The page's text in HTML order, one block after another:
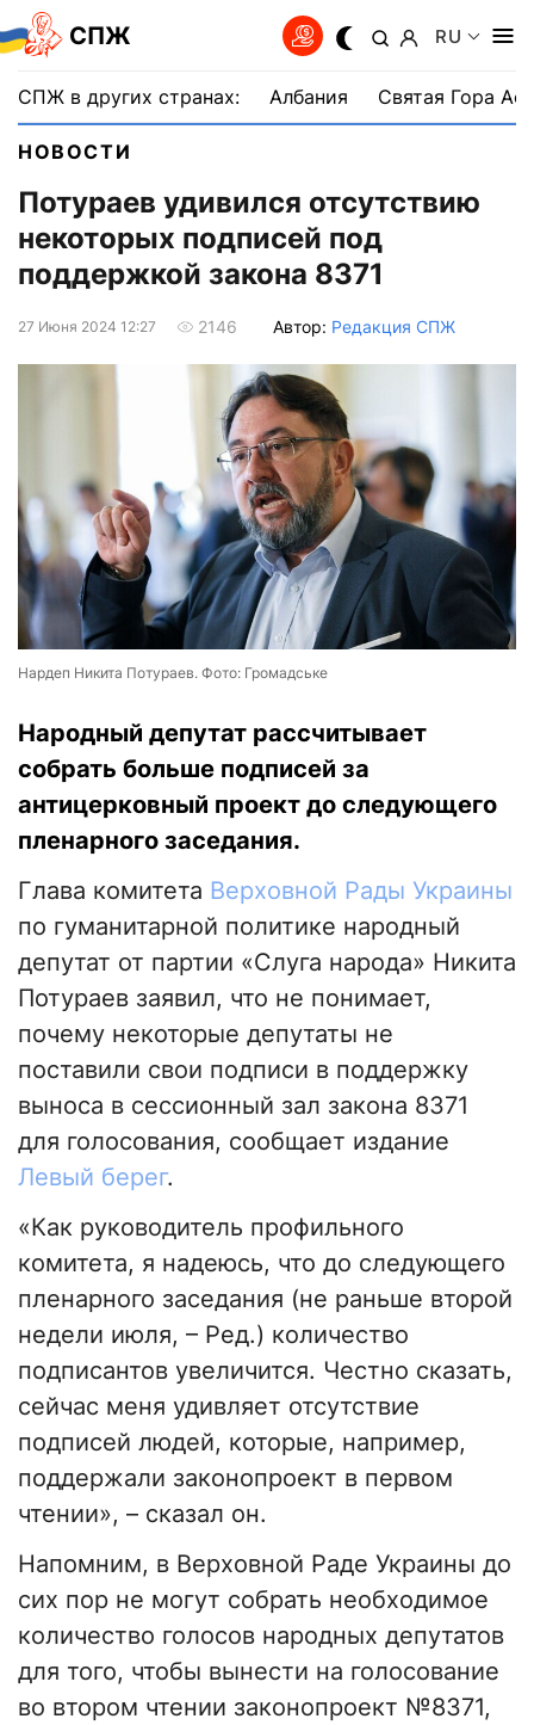
СПЖ RU
СПЖ в других странах: Албания Святая Гора
НОВОСТИ
Потураев удивился отсутствию
некоторых подписей под
поддержкой закона 8371
27 Июня 2024 12:27 2146 Автор: Редакция СПЖ
Нардеп Никита Потураев. Фото: Громадське
Народный депутат рассчитывает
собрать больше подписей за
антицерковный проект до следующего
пленарного заседания.
Глава комитета Верховной Рады Украины
по гуманитарной политике народный
депутат от партии «Слуга народа» Никита
Потураев заявил, что не понимает,
почему некоторые депутаты не
поставили свои подписи в поддержку
выноса в сессионный зал закона 8371
для голосования, сообщает издание
Левый берег.
«Как руководитель профильного
комитета, я надеюсь, что до следующего
пленарного заседания (не раньше второй
недели июля, – Ред.) количество
подписантов увеличится. Честно сказать,
сейчас меня удивляет отсутствие
подписей людей, которые, например,
поддержали законопроект в первом
чтении», – сказал он.
Напомним, в Верховной Раде Украины до
сих пор не могут собрать необходимое
количество голосов народных депутатов
для того, чтобы вынести на голосование
во втором чтении законопроект №8371,